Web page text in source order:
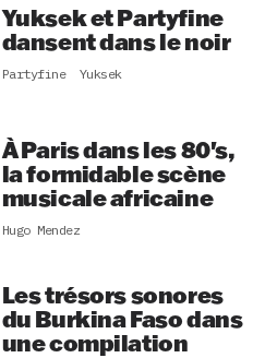
Yuksek et Partyfine
dansent dans le noir
Partyfine Yuksek
À Paris dans les 80's,
la formidable scène
musicale africaine
Hugo Mendez
Les trésors sonores
du Burkina Faso dans
une compilation